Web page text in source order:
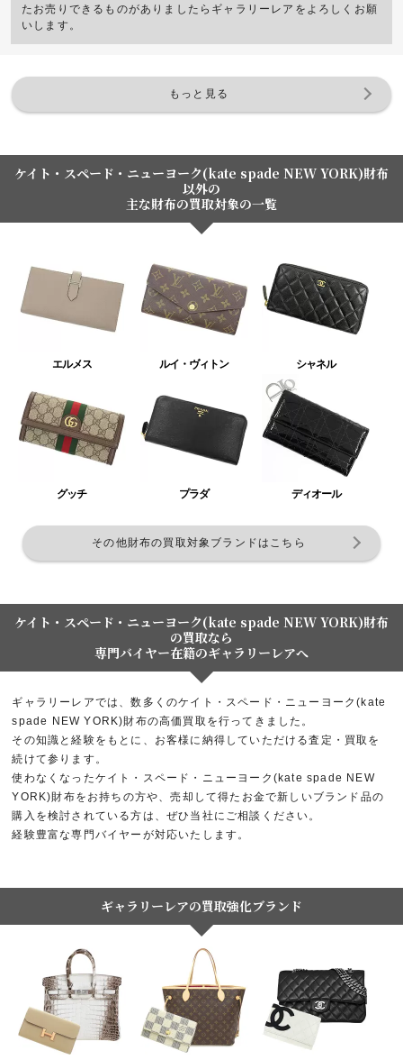
たお売りできるものがありましたらギャラリーレアをよろしくお願
いします。
もっと見る
ケイト・スペード・ニューヨーク(kate spade NEW YORK)財布
以外の
主な財布の買取対象の一覧
エルメス ルイ・ヴィトン シャネル
グッチ プラダ ディオール
その他財布の買取対象ブランドはこちら
ケイト・スペード・ニューヨーク(kate spade NEW YORK)財布
の買取なら
専門バイヤー在籍のギャラリーレアへ
ギャラリーレアでは、数多くのケイト・スペード・ニューヨーク(kate
spade NEW YORK)財布の高価買取を行ってきました。
その知識と経験をもとに、お客様に納得していただける査定・買取を
続けて参ります。
使わなくなったケイト・スペード・ニューヨーク(kate spade NEW
YORK)財布をお持ちの方や、売却して得たお金で新しいブランド品の
購入を検討されている方は、ぜひ当社にご相談ください。
経験豊富な専門バイヤーが対応いたします。
ギャラリーレアの買取強化ブランド